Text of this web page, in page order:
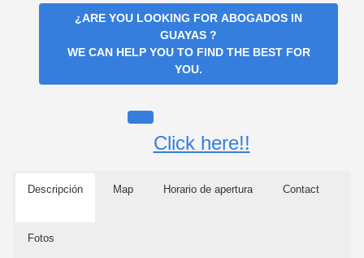
¿ARE YOU LOOKING FOR ABOGADOS IN
GUAYAS ?
WE CAN HELP YOU TO FIND THE BEST FOR
YOU.
Click here!!
Descripción Map Horario de apertura Contact
Fotos